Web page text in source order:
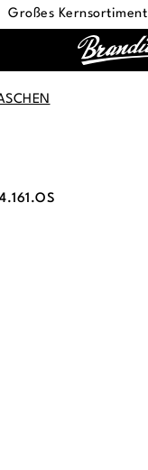
Großes Kernsortiment